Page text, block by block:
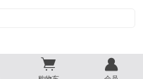
 